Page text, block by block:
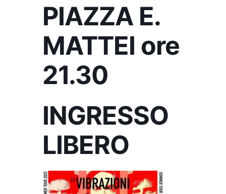
PIAZZA E.
MATTEI ore
21.30
INGRESSO
LIBERO